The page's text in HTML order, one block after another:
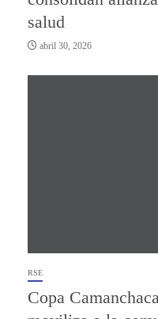
salud
abril 30, 2026
RSE
Copa